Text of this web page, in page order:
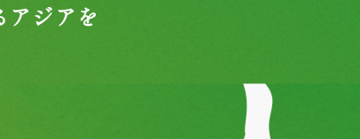
アジアを